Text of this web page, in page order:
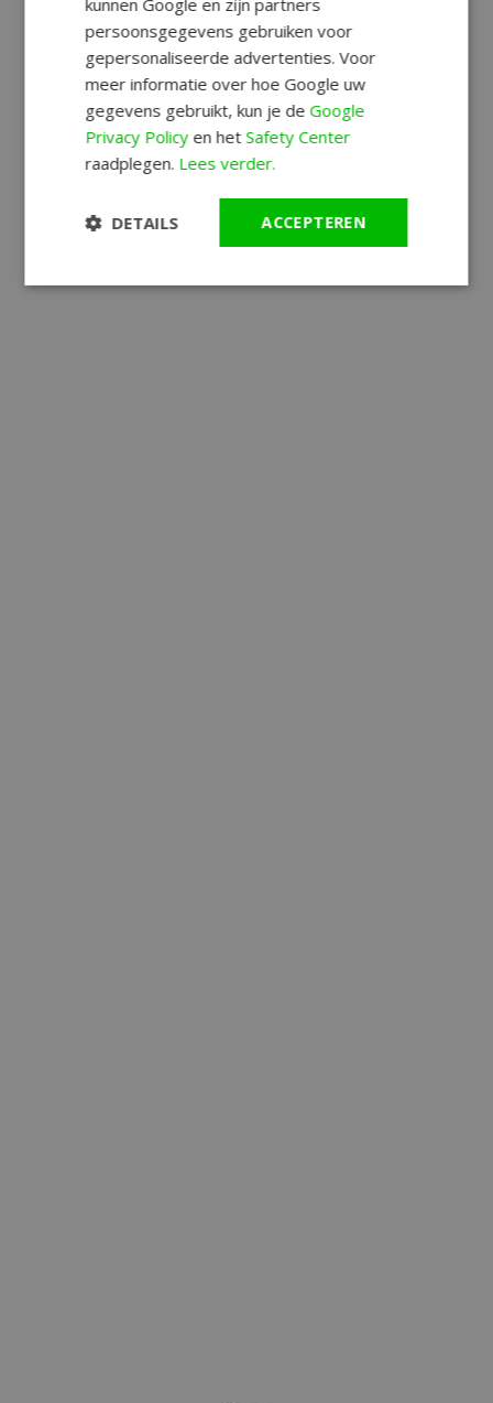
kunnen Google en zijn partners
persoonsgegevens gebruiken voor
gepersonaliseerde advertenties. Voor
meer informatie over hoe Google uw
gegevens gebruikt, kun je deGoogle
Privacy Policyen hetSafety Center
raadplegen. Lees verder.
ACCEPTEREN
DETAILS